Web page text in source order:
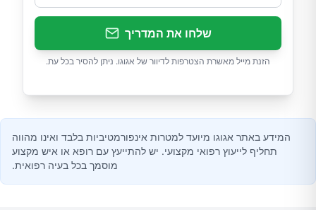
שלחו את המדריך
הזנת מייל מאשרת הצטרפות לדיוור של אגוגו. ניתן להסיר בכל עת.
המידע באתר אגוגו מיועד למטרות אינפורמטיביות בלבד ואינו מהווה
תחליף לייעוץ רפואי מקצועי. יש להתייעץ עם רופא או איש מקצוע
מוסמך בכל בעיה רפואית.